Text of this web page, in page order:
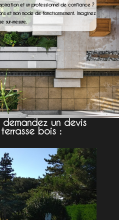
et un professionnel de confiance ?
et mon mode de fonctionnement. Imaginez
sur-mesure.
un devis
bois :